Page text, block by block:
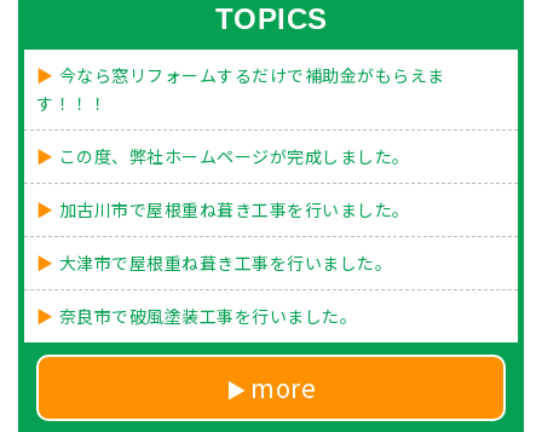
TOPICS
今なら窓リフォームするだけで補助金がもらえま
す！！！
この度、弊社ホームページが完成しました。
加古川市で屋根重ね葺き工事を行いました。
大津市で屋根重ね葺き工事を行いました。
奈良市で破風塗装工事を行いました。
more